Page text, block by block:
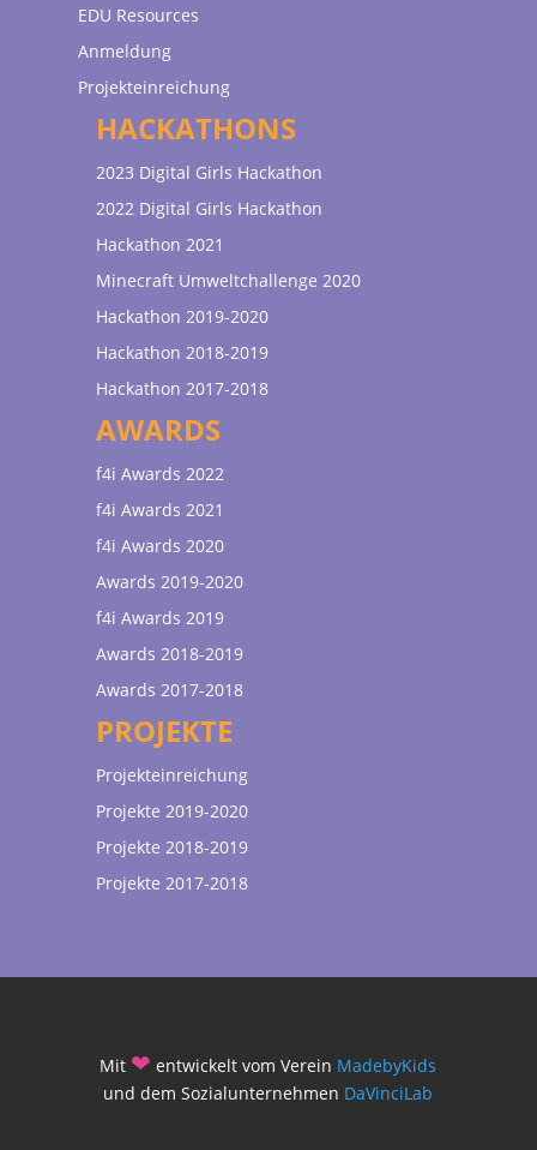
EDU Resources
Anmeldung
Projekteinreichung
HACKATHONS
2023 Digital Girls Hackathon
2022 Digital Girls Hackathon
Hackathon 2021
Minecraft Umweltchallenge 2020
Hackathon 2019-2020
Hackathon 2018-2019
Hackathon 2017-2018
AWARDS
f4i Awards 2022
f4i Awards 2021
f4i Awards 2020
Awards 2019-2020
f4i Awards 2019
Awards 2018-2019
Awards 2017-2018
PROJEKTE
Projekteinreichung
Projekte 2019-2020
Projekte 2018-2019
Projekte 2017-2018
Mit ❤ entwickelt vom Verein MadebyKids
und dem Sozialunternehmen DaVinciLab